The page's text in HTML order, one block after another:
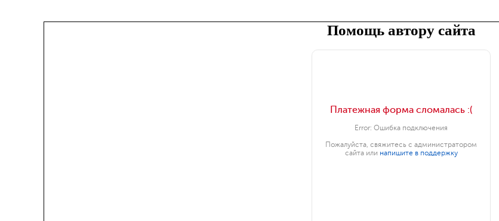
Помощь автору сайта